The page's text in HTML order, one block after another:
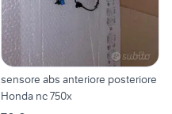
sensore abs anteriore posteriore
Honda nc 750x